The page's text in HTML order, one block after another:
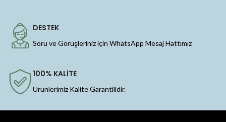
DESTEK
Soru ve Görüşleriniz için WhatsApp Mesaj Hattımız
100% KALİTE
Ürünlerimiz Kalite Garantilidir.